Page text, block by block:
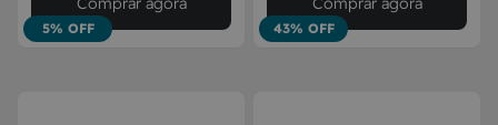
5% OFF 43% OFF